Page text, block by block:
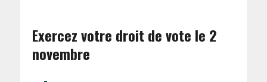
Exercez votre droit de vote le 2
novembre